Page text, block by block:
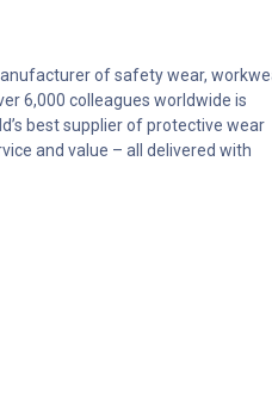
of safety wear,
6,000 colleagues worldwide is
best supplier of protective wear
and value – all delivered with